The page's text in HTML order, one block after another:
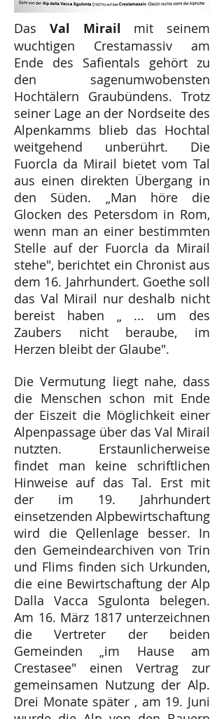
Das Val Mirail mit seinem
wuchtigen Crestamassiv am
Ende des Safientals gehört zu
den sagenumwobensten
Hochtälern Graubündens. Trotz
seiner Lage an der Nordseite des
Alpenkamms blieb das Hochtal
weitgehend unberührt. Die
Fuorcla da Mirail bietet vom Tal
aus einen direkten Übergang in
den Süden. „Man höre die
Glocken des Petersdom in Rom,
wenn man an einer bestimmten
Stelle auf der Fuorcla da Mirail
stehe", berichtet ein Chronist aus
dem 16. Jahrhundert. Goethe soll
das Val Mirail nur deshalb nicht
bereist haben „ ... um des
Zaubers nicht beraube, im
Herzen bleibt der Glaube".
Die Vermutung liegt nahe, dass
die Menschen schon mit Ende
der Eiszeit die Möglichkeit einer
Alpenpassage über das Val Mirail
nutzten. Erstaunlicherweise
findet man keine schriftlichen
Hinweise auf das Tal. Erst mit
der im 19. Jahrhundert
einsetzenden Alpbewirtschaftung
wird die Qellenlage besser. In
den Gemeindearchiven von Trin
und Flims finden sich Urkunden,
die eine Bewirtschaftung der Alp
Dalla Vacca Sgulonta belegen.
Am 16. März 1817 unterzeichnen
die Vertreter der beiden
Gemeinden „im Hause am
Crestasee" einen Vertrag zur
gemeinsamen Nutzung der Alp.
Drei Monate später , am 19. Juni